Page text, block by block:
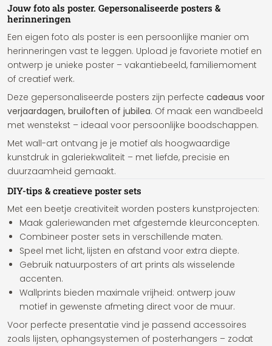
Jouw foto als poster. Gepersonaliseerde posters &
herinneringen
Een eigen foto als poster is een persoonlijke manier om
herinneringen vast te leggen. Upload je favoriete motief en
ontwerp je unieke poster – vakantiebeeld, familiemoment
of creatief werk.
Deze gepersonaliseerde posters zijn perfecte cadeaus voor
verjaardagen, bruiloften of jubilea. Of maak een wandbeeld
met wenstekst – ideaal voor persoonlijke boodschappen.
Met wall-art ontvang je je motief als hoogwaardige
kunstdruk in galeriekwaliteit – met liefde, precisie en
duurzaamheid gemaakt.
DIY-tips & creatieve poster sets
Met een beetje creativiteit worden posters kunstprojecten:
Maak galeriewanden met afgestemde kleurconcepten.
Combineer poster sets in verschillende maten.
Speel met licht, lijsten en afstand voor extra diepte.
Gebruik natuurposters of art prints als wisselende
accenten.
Wallprints bieden maximale vrijheid: ontwerp jouw
motief in gewenste afmeting direct voor de muur.
Voor perfecte presentatie vind je passend accessoires
zoals lijsten, ophangsystemen of posterhangers – zodat